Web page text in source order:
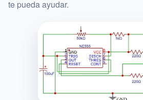
te pueda ayudar.